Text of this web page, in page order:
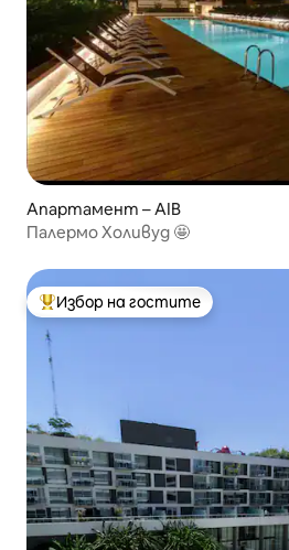
Апартамент – AIB
Палермо Холивуд 🤩
Най-популярен избор на гостите
Избор на гостите